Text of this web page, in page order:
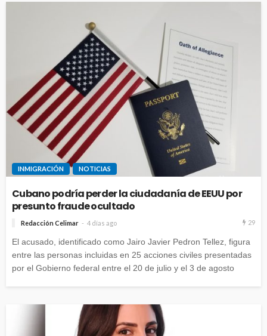
INMIGRACIÓN NOTICIAS
Cubano podría perder la ciudadanía de EEUU por
presunto fraude ocultado
Redacción Celimar 4 días ago 29
El acusado, identificado como Jairo Javier Pedron Tellez, figura
entre las personas incluidas en 25 acciones civiles presentadas
por el Gobierno federal entre el 20 de julio y el 3 de agosto